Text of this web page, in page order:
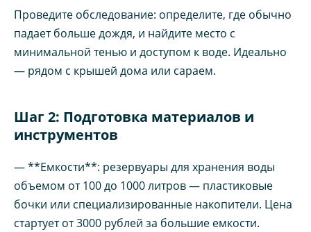
Проведите обследование: определите, где обычно
падает больше дождя, и найдите место с
минимальной тенью и доступом к воде. Идеально
— рядом с крышей дома или сараем.
Шаг 2: Подготовка материалов и
инструментов
— **Емкости**: резервуары для хранения воды
объемом от 100 до 1000 литров — пластиковые
бочки или специализированные накопители. Цена
стартует от 3000 рублей за большие емкости.